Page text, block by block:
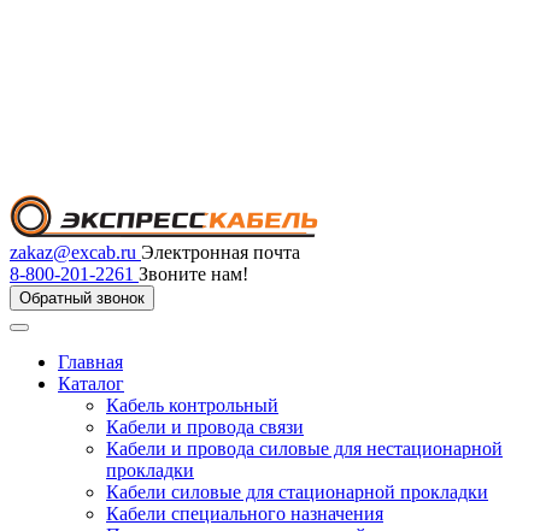
zakaz@excab.ru Электронная почта
8-800-201-2261 Звоните нам!
Обратный звонок
Главная
Каталог
Кабель контрольный
Кабели и провода связи
Кабели и провода силовые для нестационарной
прокладки
Кабели силовые для стационарной прокладки
Кабели специального назначения